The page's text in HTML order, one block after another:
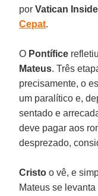
porVatican
Cepat.
O Pontífice
Mateus. Três
precisamente, o
um paralítico e,
sentado e
deve pagar aos
desprezado,
Cristo o vê, e
Mateus se